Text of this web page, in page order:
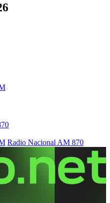
Radio Nacional AM 870